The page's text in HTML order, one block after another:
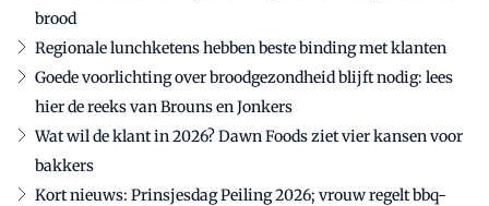
brood
Regionale lunchketens hebben beste binding met klanten
Goede voorlichting over broodgezondheid blijft nodig: lees
hier de reeks van Brouns en Jonkers
Wat wil de klant in 2026? Dawn Foods ziet vier kansen voor
bakkers
Kort nieuws: Prinsjesdag Peiling 2026; vrouw regelt bbq-